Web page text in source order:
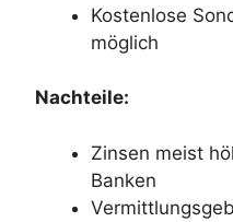
Kostenlose
möglich
Nachteile:
Zinsen meist
Banken